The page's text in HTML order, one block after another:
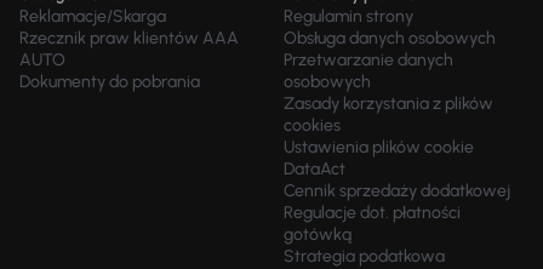
Reklamacje/Skarga
Rzecznik praw klientów AAA
AUTO
Dokumenty do pobrania
Regulamin strony
Obsługa danych osobowych
Przetwarzanie danych
osobowych
Zasady korzystania z plików
cookies
Ustawienia plików cookie
DataAct
Cennik sprzedaży dodatkowej
Regulacje dot. płatności
gotówką
Strategia podatkowa